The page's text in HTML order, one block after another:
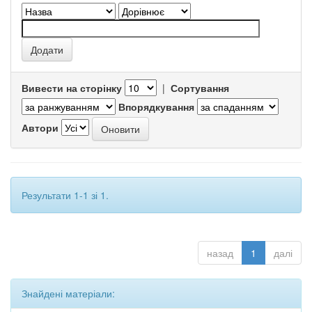
Вивести на сторінку | Сортування
Впорядкування
Автори
Результати 1-1 зі 1.
назад 1 далі
Знайдені матеріали: